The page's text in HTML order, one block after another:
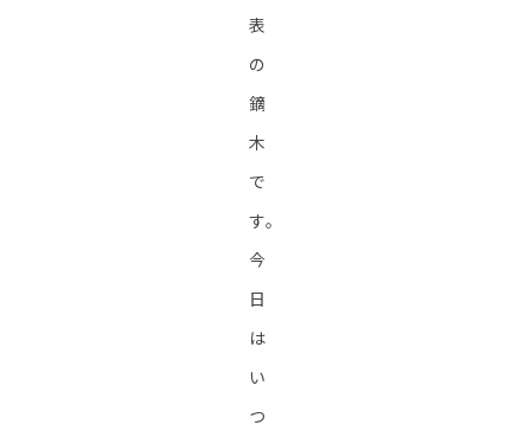
表
の
鏑
木
で
す。
今
日
は
い
つ